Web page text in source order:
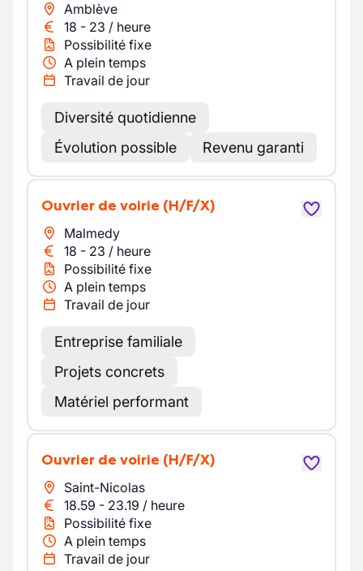
Amblève
18 - 23 / heure
Possibilité fixe
A plein temps
Travail de jour
Diversité quotidienne
Évolution possible
Revenu garanti
Ouvrier de voirie (H/F/X)
Malmedy
18 - 23 / heure
Possibilité fixe
A plein temps
Travail de jour
Entreprise familiale
Projets concrets
Matériel performant
Ouvrier de voirie (H/F/X)
Saint-Nicolas
18.59 - 23.19 / heure
Possibilité fixe
A plein temps
Travail de jour